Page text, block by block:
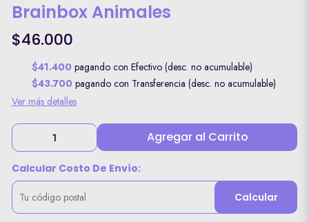
Brainbox Animales
$46.000
$41.400 pagando con Efectivo (desc. no acumulable)
$43.700 pagando con Transferencia (desc. no acumulable)
Ver más detalles
Agregar al Carrito
Calcular Costo De Envío:
Calcular